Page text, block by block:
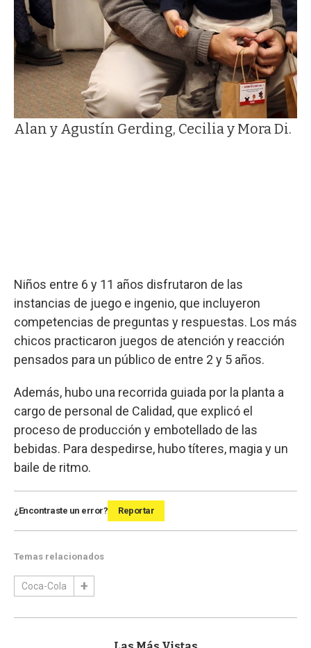
Alan y Agustín Gerding, Cecilia y Mora Di.
Niños entre 6 y 11 años disfrutaron de las
instancias de juego e ingenio, que incluyeron
competencias de preguntas y respuestas. Los más
chicos practicaron juegos de atención y reacción
pensados para un público de entre 2 y 5 años.
Además, hubo una recorrida guiada por la planta a
cargo de personal de Calidad, que explicó el
proceso de producción y embotellado de las
bebidas. Para despedirse, hubo títeres, magia y un
baile de ritmo.
¿Encontraste un error? Reportar
Temas relacionados
Coca-Cola